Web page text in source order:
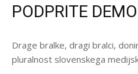
PODPRITE
Drage bralke, dragi bralci,
pluralnost slovenskega